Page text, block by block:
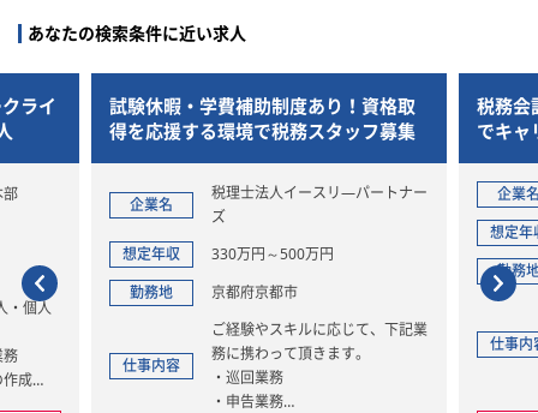
あなたの検索条件に近い求人
ライ
・個人
務
成
試験休暇・学費補助制度あり！資格取
得を応援する環境で税務スタッフ募集
企業名
税理士法人イースリ―パートナー
ズ
想定年収
330万円～500万円
勤務地
京都府京都市
仕事内容
ご経験やスキルに応じて、下記業
務に携わって頂きます。
・巡回業務
・申告業務
税務会
でキャ
企業
想定年
勤務
仕事内